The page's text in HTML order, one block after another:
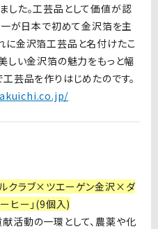
した。工芸品として価値が認
が日本で初めて金沢箔を主
に金沢箔工芸品と名付けたこ
しい金沢箔の魅力をもっと幅
芸品を作りはじめたのです。
クラブ×ツエーゲン金沢×ダ
ヒー」(9個入)
活動の一環として、農薬や化